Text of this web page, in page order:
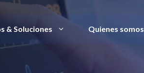
& Soluciones Quienes somos